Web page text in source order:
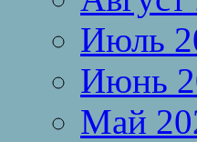
Июль
Июнь
Май